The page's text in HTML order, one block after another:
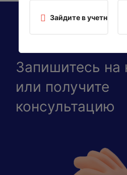
Запишитесь на
или получите
консультацию
Зайдите в учетную